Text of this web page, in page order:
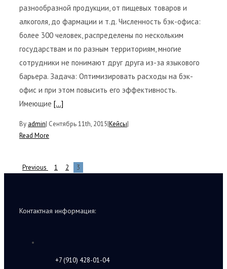
разнообразной продукции, от пищевых товаров и
алкоголя, до фармации и т.д. Численность бэк-офиса:
более 300 человек, распределены по нескольким
государствам и по разным территориям, многие
сотрудники не понимают друг друга из-за языкового
барьера. Задача: Оптимизировать расходы на бэк-
офис и при этом повысить его эффективность.
Имеющие [...]
By admin| Сентябрь 11th, 2015|Кейсы|
Read More
Previous 1 2 3
Контактная информация:
+7 (910) 428-01-04